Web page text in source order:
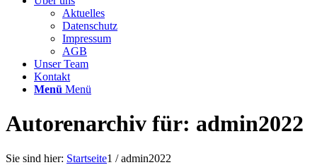
Aktuelles
Datenschutz
Impressum
AGB
Unser Team
Kontakt
Menü Menü
Autorenarchiv für: admin2022
Sie sind hier: Startseite1 / admin2022